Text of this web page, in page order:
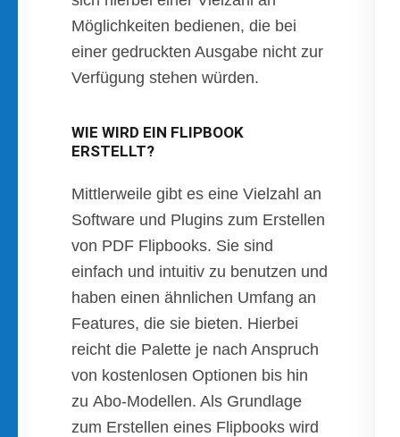
Möglichkeiten bedienen, die bei
einer gedruckten Ausgabe nicht zur
Verfügung stehen würden.
WIE WIRD EIN FLIPBOOK
ERSTELLT?
Mittlerweile gibt es eine Vielzahl an
Software und Plugins zum Erstellen
von PDF Flipbooks. Sie sind
einfach und intuitiv zu benutzen und
haben einen ähnlichen Umfang an
Features, die sie bieten. Hierbei
reicht die Palette je nach Anspruch
von kostenlosen Optionen bis hin
zu Abo-Modellen. Als Grundlage
zum Erstellen eines Flipbooks wird